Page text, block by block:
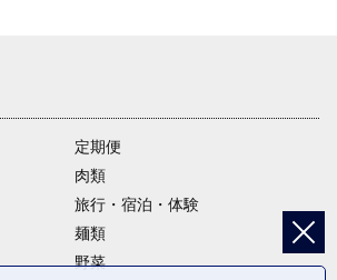
定期便
肉類
旅行・宿泊・体験
麺類
野菜